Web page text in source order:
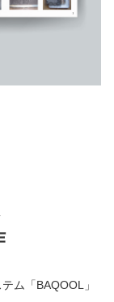
ム「BAQOOL」